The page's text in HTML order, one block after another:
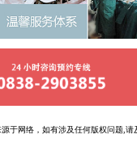
于网络，如有涉及任何版权问题,请